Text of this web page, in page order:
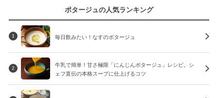
ポタージュの人気ランキング
1 毎日飲みたい！なすのポタージュ
2
牛乳で簡単！甘さ極限「にんじんポタージュ」レシピ。シ
ェフ直伝の本格スープに仕上げるコツ